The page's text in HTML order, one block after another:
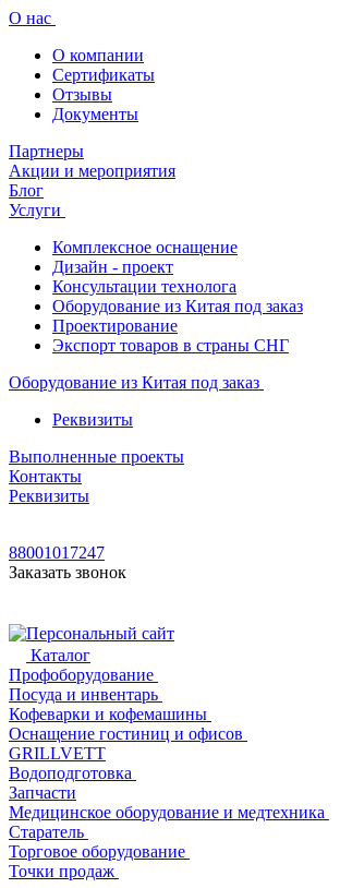
О нас
О компании
Сертификаты
Отзывы
Документы
Партнеры
Акции и мероприятия
Блог
Услуги
Комплексное оснащение
Дизайн - проект
Консультации технолога
Оборудование из Китая под заказ
Проектирование
Экспорт товаров в страны СНГ
Оборудование из Китая под заказ
Реквизиты
Выполненные проекты
Контакты
Реквизиты
88001017247
Заказать звонок
Каталог
Профоборудование
Посуда и инвентарь
Кофеварки и кофемашины
Оснащение гостиниц и офисов
GRILLVETT
Водоподготовка
Запчасти
Медицинское оборудование и медтехника
Старатель
Торговое оборудование
Точки продаж